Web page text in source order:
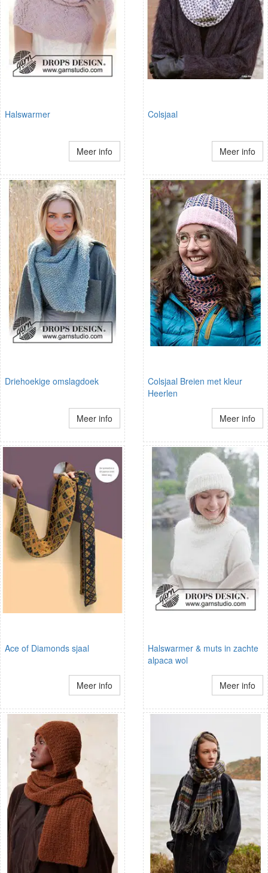
Halswarmer
Meer info
Colsjaal
Meer info
Driehoekige omslagdoek
Meer info
Colsjaal Breien met kleur
Heerlen
Meer info
Ace of Diamonds sjaal
Meer info
Halswarmer & muts in zachte
alpaca wol
Meer info